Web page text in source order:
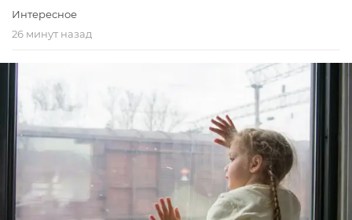
Интересное
26 минут назад